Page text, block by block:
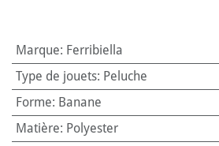
Marque: Ferribiella
Type de jouets: Peluche
Forme: Banane
Matière: Polyester